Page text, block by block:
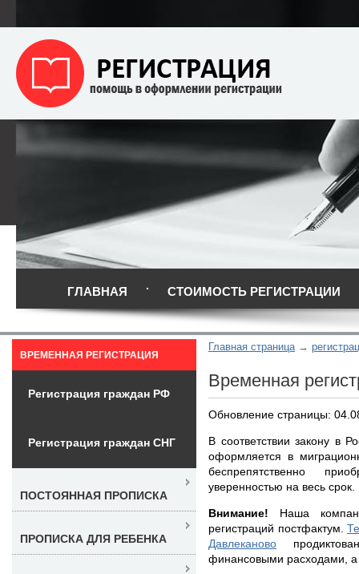
ГЛАВНАЯ СТОИМОСТЬ РЕГИСТРАЦИИ
Главная страница
Временная
Обновление страницы:
В соответствии закону в
оформляется в
беспрепятственно
уверенностью на весь срок.
Внимание! Наша
регистраций постфактум.
Давлеканово
финансовыми расходами, а
ВРЕМЕННАЯ РЕГИСТРАЦИЯ
Регистрация граждан РФ
Регистрация граждан СНГ
ПОСТОЯННАЯ ПРОПИСКА
ПРОПИСКА ДЛЯ РЕБЕНКА